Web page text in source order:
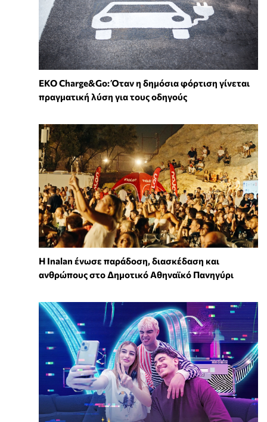
EKO Charge&Go: Όταν η δημόσια φόρτιση γίνεται
πραγματική λύση για τους οδηγούς
Η Inalan ένωσε παράδοση, διασκέδαση και
ανθρώπους στο Δημοτικό Αθηναϊκό Πανηγύρι